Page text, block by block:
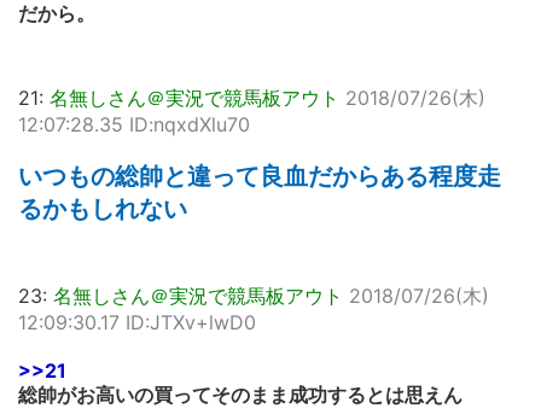
だから。
21: 名無しさん＠実況で競馬板アウト 2018/07/26(木)
12:07:28.35 ID:nqxdXlu70
いつもの総帥と違って良血だからある程度走
るかもしれない
23: 名無しさん＠実況で競馬板アウト 2018/07/26(木)
12:09:30.17 ID:JTXv+lwD0
>>21
総帥がお高いの買ってそのまま成功するとは思えん